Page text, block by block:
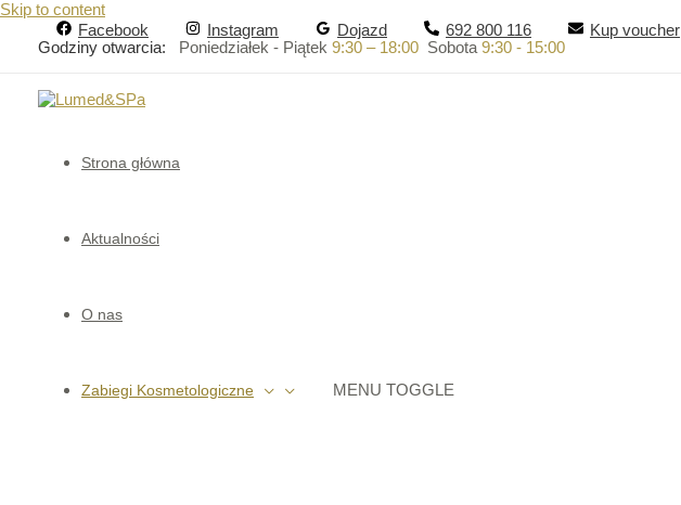
Skip to content
Facebook
Instagram Dojazd 692 800 116
Kup voucher
Godziny otwarcia: Poniedziałek - Piątek 9:30 – 18:00 Sobota 9:30 - 15:00
Strona główna
Aktualności
O nas
Zabiegi Kosmetologiczne MENU TOGGLE